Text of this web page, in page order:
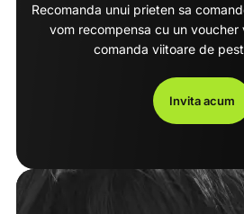
Recomanda unui prieten sa
vom recompensa cu un voucher
comanda viitoare de
Invita acum